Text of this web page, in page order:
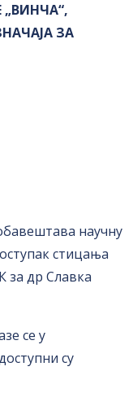
ЗА
научну
стицања
за др Славка
се у
су